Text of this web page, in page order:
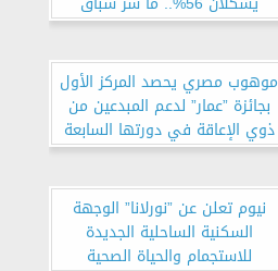
التسلح العالمي؟
موهوب مصري يحصد المركز الأول
بجائزة ”عمار” لدعم المبدعين من
ذوي الإعاقة في دورتها السابعة
بالسعودية
نيوم تعلن عن ”نورلانا” الوجهة
السكنية الساحلية الجديدة
للاستجمام والحياة الصحية